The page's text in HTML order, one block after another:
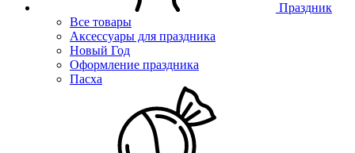
Праздник
Все товары
Аксессуары для праздника
Новый Год
Оформление праздника
Пасха